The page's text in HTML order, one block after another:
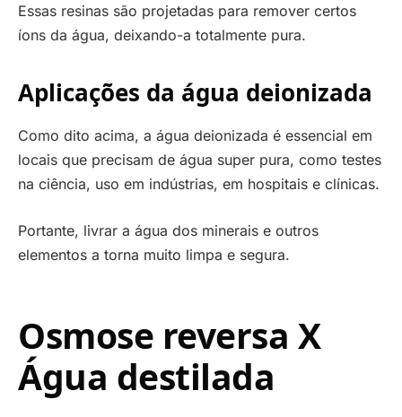
Essas resinas são projetadas para remover certos
íons da água, deixando-a totalmente pura.
Aplicações da água deionizada
Como dito acima, a água deionizada é essencial em
locais que precisam de água super pura, como testes
na ciência, uso em indústrias, em hospitais e clínicas.
Portante, livrar a água dos minerais e outros
elementos a torna muito limpa e segura.
Osmose reversa X
Água destilada